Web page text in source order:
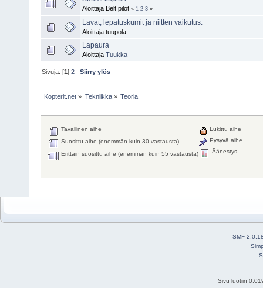
Aloittaja Belt pilot « 1 2 3 »
Lavat, lepatuskumit ja niitten vaikutus.
Aloittaja tuupola
Lapaura
Aloittaja Tuukka
Sivuja: [1]2 Siirry ylös
Kopterit.net » Tekniikka» Teoria
Tavallinen aihe
Suosittu aihe (enemmän kuin 30 vastausta)
Erittäin suosittu aihe (enemmän kuin 55 vastausta)
Lukittu aihe
Pysyvä aihe
Äänestys
SMF
Sivu luotiin